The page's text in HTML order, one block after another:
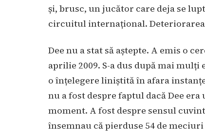
și, brusc, un jucător care deja se
circuitul internațional.
Dee nu a stat să aștepte. A emis o
aprilie 2009. S-a dus după mai
o înțelegere liniștită în afara
nu a fost despre faptul dacă Dee
moment. A fost despre sensul
însemnau că pierduse 54 de